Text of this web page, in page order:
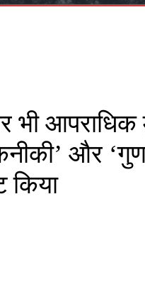
भी
और
किया